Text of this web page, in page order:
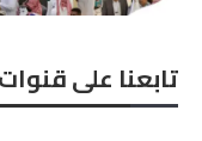
تابعنا على